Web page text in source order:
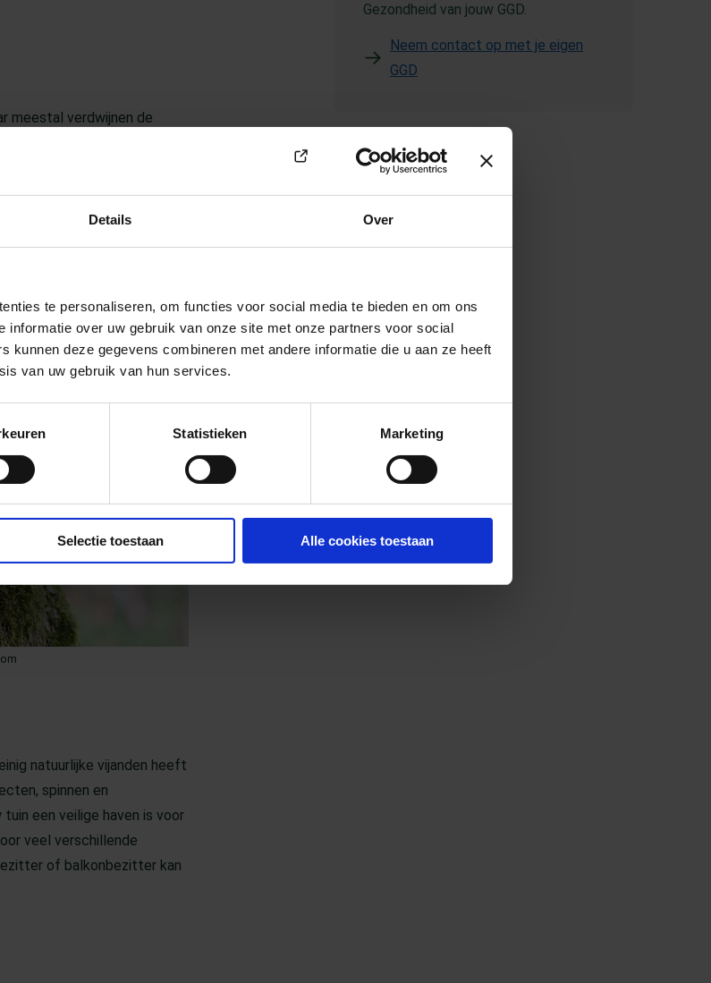
(Opent in een nieuw tabblad)
Details Over
te personaliseren, om functies voor social media te bieden en om ons
informatie over uw gebruik van onze site met onze partners voor social
kunnen deze gegevens combineren met andere informatie die u aan ze heeft
van uw gebruik van hun services.
Statistieken Marketing
Selectie toestaan Alle cookies toestaan
meestal verdwijnen de
af met lauw water. Zo
dan een verkoelende zalf.
bij de drogist of apotheek
natuurlijke vijanden heeft
spinnen en
een veilige haven is voor
veel verschillende
of balkonbezitter kan
Gezondheid van jouw GGD.
Neem contact op met je eigen
GGD